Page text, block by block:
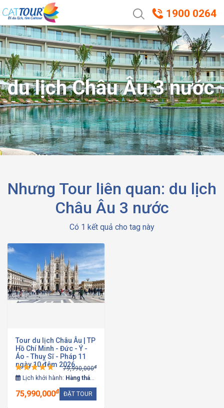
1900 0264
du lịch Châu Âu 3 nước
Nhưng Tour liên quan: du lịch
Châu Âu 3 nước
Có 1 kết quả cho tag này
Tour du lịch Châu Âu | TP
Hồ Chí Minh - Đức - Ý -
Áo - Thuỵ Sĩ - Pháp 11
ngày 10 đêm 202679,990,000đ
Lịch khởi hành: Hàng tháng
75,990,000đ ĐẶT TOUR